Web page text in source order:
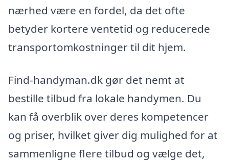
nærhed være en fordel, da det ofte
betyder kortere ventetid og reducerede
transportomkostninger til dit hjem.
Find-handyman.dk gør det nemt at
bestille tilbud fra lokale handymen. Du
kan få overblik over deres kompetencer
og priser, hvilket giver dig mulighed for at
sammenligne flere tilbud og vælge det,